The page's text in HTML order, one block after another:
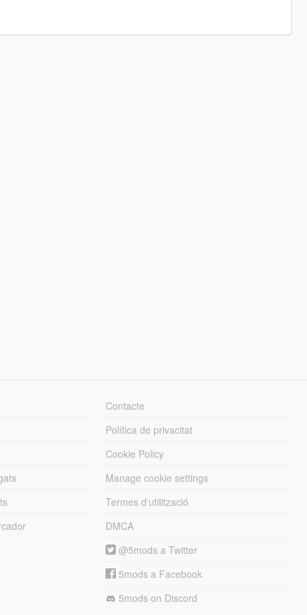
Contacte
Política de privacitat
Cookie Policy
Manage cookie settings
Termes d'utilització
DMCA
@5mods a Twitter
5mods a Facebook
5mods on Discord